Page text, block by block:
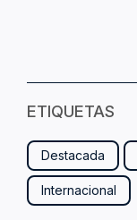
ETIQUETAS
Destacada
Internacional